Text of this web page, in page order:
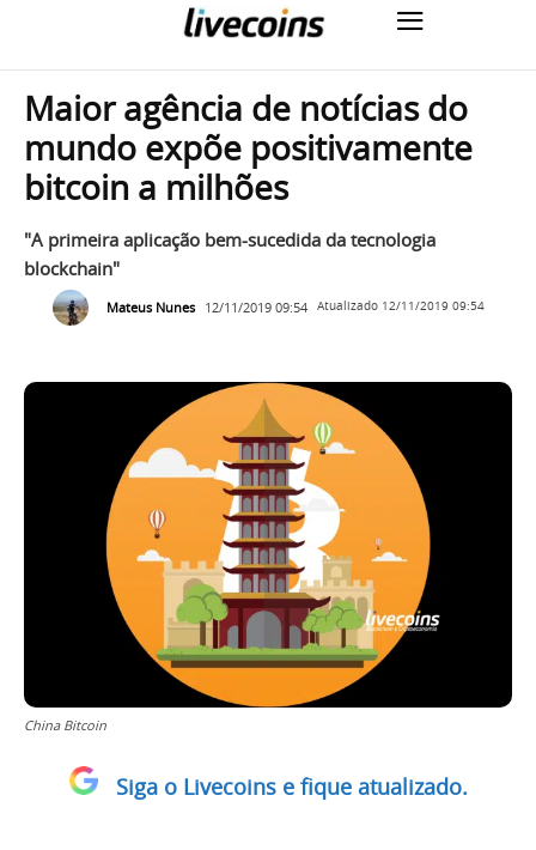
Maior agência de notícias do
mundo expõe positivamente
bitcoin a milhões
"A primeira aplicação bem-sucedida da tecnologia
blockchain"
Mateus Nunes 12/11/2019 09:54 Atualizado 12/11/2019 09:54
China Bitcoin
Siga o Livecoins e fique atualizado.